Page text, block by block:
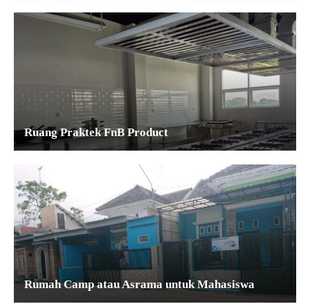
Ruang Praktek FnB Product
Rumah Camp atau Asrama untuk Mahasiswa